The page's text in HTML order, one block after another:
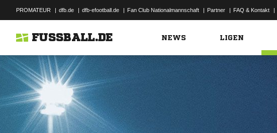
PROMATEUR | dfb.de | dfb-efootball.de | Fan Club Nationalmannschaft | Partner | FAQ & Kontakt |
FUSSBALL.DE NEWS LIGEN